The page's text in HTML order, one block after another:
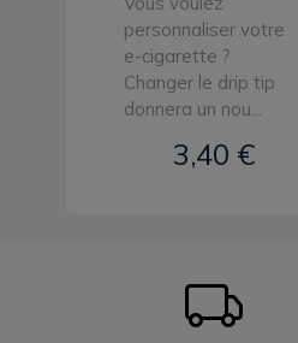
personnaliser votre
e-cigarette ?
Changer le drip tip
donnera un nou...
3,40 €